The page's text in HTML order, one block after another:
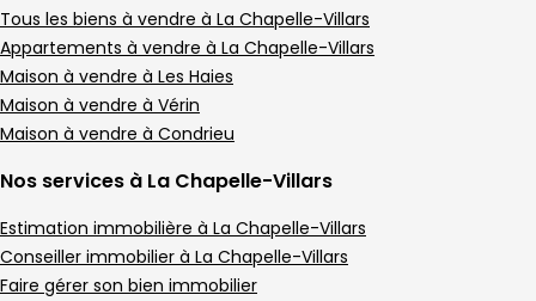
Tous les biens à vendre à La Chapelle-Villars
Appartements à vendre à La Chapelle-Villars
Maison à vendre à Les Haies
Maison à vendre à Vérin
Maison à vendre à Condrieu
Nos services à La Chapelle-Villars
Estimation immobilière à La Chapelle-Villars
Conseiller immobilier à La Chapelle-Villars
Faire gérer son bien immobilier